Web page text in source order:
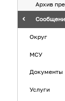
Архив
Округ
МСУ
Документы
Услуги